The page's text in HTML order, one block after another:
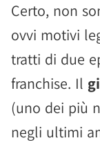
Certo, non
ovvi motivi
tratti di due
franchise. Il
(uno dei più
negli ultimi